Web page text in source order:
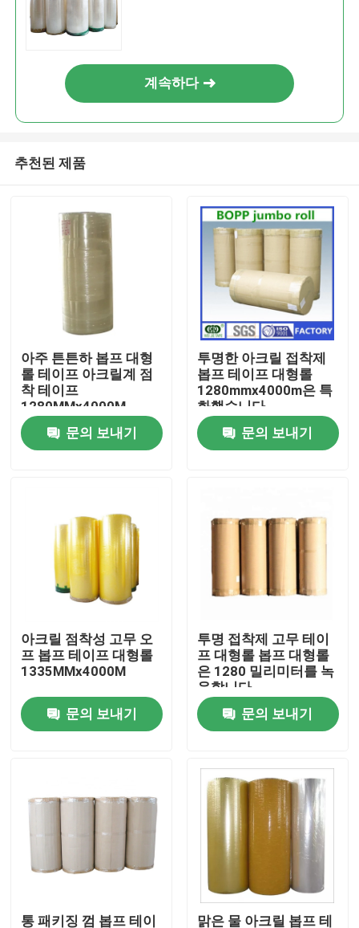
우리에 대하여
품질 관리
연락주세요
봅프 접착 테이프
크라프트 지 접착 테이프
PET 접착 테이프
계속하다
추천된 제품
아주 튼튼하 봅프 대형
롤 테이프 아크릴계 점
착 테이프
1280MMx4000M
문의 보내기
투명한 아크릴 접착제
봅프 테이프 대형롤
1280mmx4000m은 특
화했습니다
문의 보내기
아크릴 점착성 고무 오
프 봅프 테이프 대형롤
1335MMx4000M
문의 보내기
투명 접착제 고무 테이
프 대형롤 봅프 대형롤
은 1280 밀리미터를 녹
음합니다
문의 보내기
통 패키징 껌 봅프 테이 맑은 물 아크릴 봅프 테